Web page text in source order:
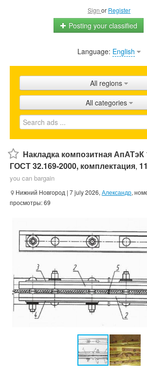
Sign or Register
Posting your classified
Home
Shops
Promotion
FAQ
Blog
Language: English
All regions
All categories
Накладка композитная
ГОСТ 32.169-2000, комплектация,
you can bargain
Нижний Новгород | 7 july 2026, Александр,
просмотры: 69